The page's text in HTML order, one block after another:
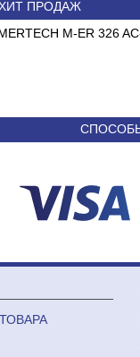
ПРОДАЖ
M-ER 326 AC-
ABK-12 BRG/